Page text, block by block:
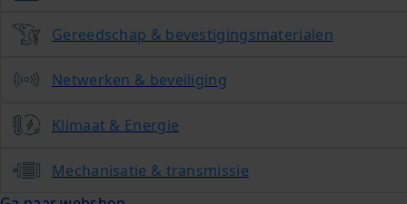
Gereedschap & bevestigingsmaterialen
Netwerken & beveiliging
Klimaat & Energie
Mechanisatie & transmissie